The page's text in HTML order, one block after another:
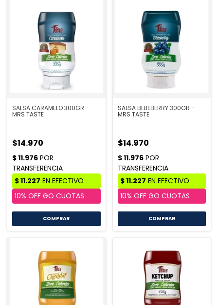
SALSA CARAMELO 300GR -
MRS TASTE
$14.970
COMPRAR
SALSA BLUEBERRY 300GR -
MRS TASTE
$14.970
COMPRAR